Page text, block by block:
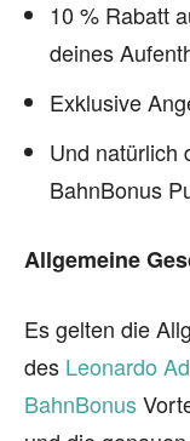
10 % Rabatt
deines
Exklusive
Und natürlich
BahnBonus
Allgemeine
Es gelten die
des Leonardo
BahnBonus